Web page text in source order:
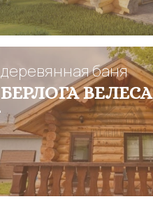
деревянная баня
БЕРЛОГА ВЕЛЕСА